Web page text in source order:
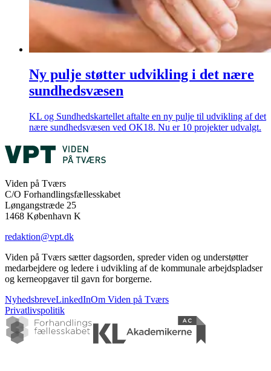
Ny pulje støtter udvikling i det nære
sundhedsvæsen
KL og Sundhedskartellet aftalte en ny pulje til udvikling af det
nære sundhedsvæsen ved OK18. Nu er 10 projekter udvalgt.
Viden på Tværs
C/O Forhandlingsfællesskabet
Løngangstræde 25
1468 København K
redaktion@vpt.dk
Viden på Tværs sætter dagsorden, spreder viden og understøtter
medarbejdere og ledere i udvikling af de kommunale arbejdspladser
og kerneopgaver til gavn for borgerne.
NyhedsbreveLinkedInOm Viden på Tværs
Privatlivspolitik